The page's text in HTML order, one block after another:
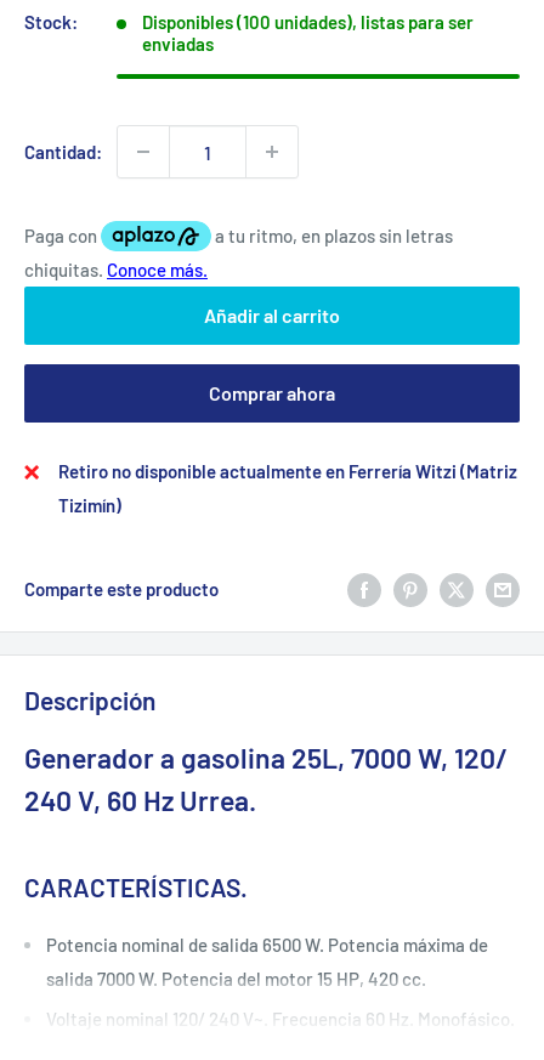
Stock:
Disponibles (100 unidades), listas para ser
enviadas
Cantidad:
Añadir al carrito
Comprar ahora
Retiro no disponible actualmente en Ferrería Witzi (Matriz
Tizimín)
Comparte este producto
Descripción
Generador a gasolina 25L, 7000 W, 120/
240 V, 60 Hz Urrea.
CARACTERÍSTICAS.
Potencia nominal de salida 6500 W. Potencia máxima de
salida 7000 W. Potencia del motor 15 HP, 420 cc.
Voltaje nominal 120/ 240 V~. Frecuencia 60 Hz. Monofásico.